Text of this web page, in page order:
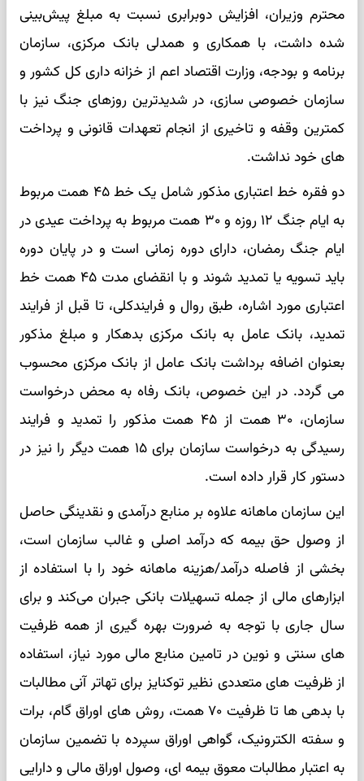
محترم وزیران، افزایش دوبرابری نسبت به مبلغ پیش‌بینی
شده داشت، با همکاری و همدلی بانک مرکزی، سازمان
برنامه و بودجه، وزارت اقتصاد اعم از خزانه داری کل کشور و
سازمان خصوصی سازی، در شدیدترین روزهای جنگ نیز با
کمترین وقفه و تاخیری از انجام تعهدات قانونی و پرداخت
های خود نداشت.
دو فقره خط اعتباری مذکور شامل یک خط ۴۵ همت مربوط
به ایام جنگ ۱۲ روزه و ۳۰ همت مربوط به پرداخت عیدی در
ایام جنگ رمضان، دارای دوره زمانی است و در پایان دوره
باید تسویه یا تمدید شوند و با انقضای مدت ۴۵ همت خط
اعتباری مورد اشاره، طبق روال و فرایندکلی، تا قبل از فرایند
تمدید، بانک عامل به بانک مرکزی بدهکار و مبلغ مذکور
بعنوان اضافه برداشت بانک عامل از بانک مرکزی محسوب
می گردد. در این خصوص، بانک رفاه به محض درخواست
سازمان، ۳۰ همت از ۴۵ همت مذکور را تمدید و فرایند
رسیدگی به درخواست سازمان برای ۱۵ همت دیگر را نیز در
دستور کار قرار داده است.
این سازمان ماهانه علاوه بر منابع درآمدی و نقدینگی حاصل
از وصول حق بیمه که درآمد اصلی و غالب سازمان است،
بخشی از فاصله درآمد/هزینه ماهانه خود را با استفاده از
ابزارهای مالی از جمله تسهیلات بانکی جبران می‌کند و برای
سال جاری با توجه به ضرورت بهره گیری از همه ظرفیت
های سنتی و نوین در تامین منابع مالی مورد نیاز، استفاده
از ظرفیت های متعددی نظیر توکنایز برای تهاتر آنی مطالبات
با بدهی ها تا ظرفیت ۷۰ همت، روش های اوراق گام، برات
و سفته الکترونیک، گواهی اوراق سپرده با تضمین سازمان
به اعتبار مطالبات معوق بیمه ای، وصول اوراق مالی و دارایی